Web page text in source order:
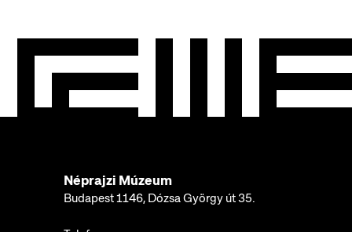
Néprajzi Múzeum
Budapest 1146, Dózsa György út 35.